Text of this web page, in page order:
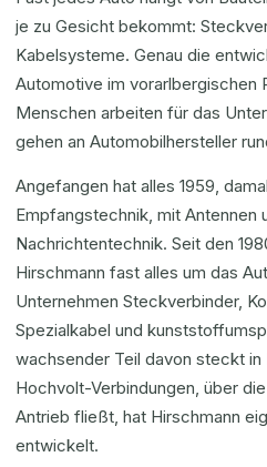
je zu Gesicht bekommt:
Kabelsysteme. Genau die
Automotive im vorarlbergischen
Menschen arbeiten für das
gehen an Automobilhersteller
Angefangen hat alles 1959,
Empfangstechnik, mit Antennen
Nachrichtentechnik. Seit den
Hirschmann fast alles um das
Unternehmen Steckverbinder,
Spezialkabel und
wachsender Teil davon steckt in
Hochvolt-Verbindungen, über
Antrieb fließt, hat Hirschmann
entwickelt.